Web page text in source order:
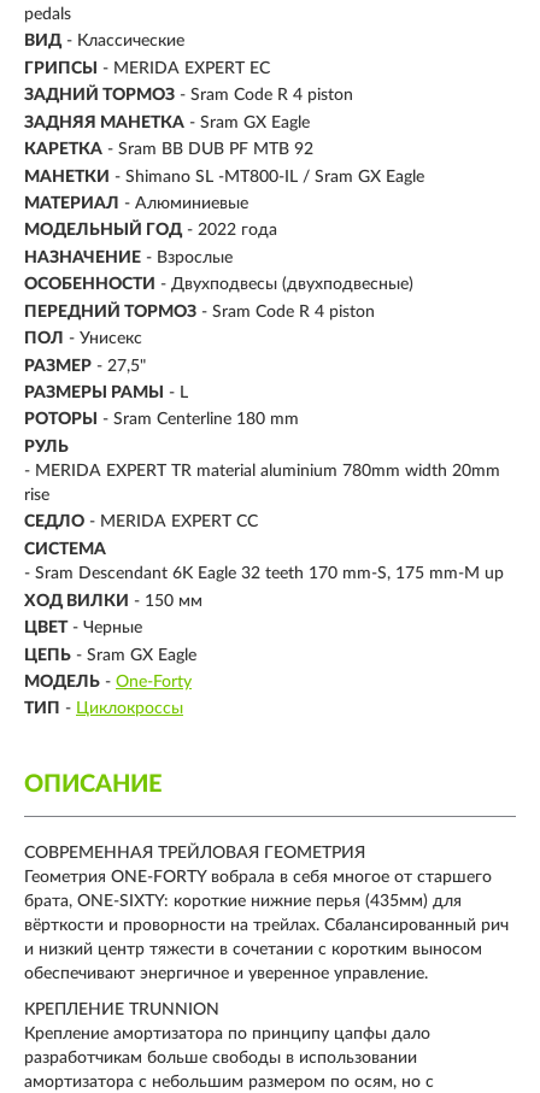
pedals
ВИД - Классические
ГРИПСЫ
- MERIDA EXPERT EC
ЗАДНИЙ ТОРМОЗ - Sram Code R 4 piston
ЗАДНЯЯ МАНЕТКА - Sram GX Eagle
КАРЕТКА - Sram BB DUB PF MTB 92
МАНЕТКИ - Shimano SL -MT800-IL / Sram GX Eagle
МАТЕРИАЛ - Алюминиевые
МОДЕЛЬНЫЙ ГОД - 2022 года
НАЗНАЧЕНИЕ - Взрослые
ОСОБЕННОСТИ - Двухподвесы (двухподвесные)
ПЕРЕДНИЙ ТОРМОЗ - Sram Code R 4 piston
ПОЛ - Унисекс
РАЗМЕР - 27,5"
РАЗМЕРЫ РАМЫ
- L
РОТОРЫ
- Sram Centerline 180 mm
РУЛЬ
- MERIDA EXPERT TR material aluminium 780mm width 20mm
rise
СЕДЛО - MERIDA EXPERT CC
СИСТЕМА
- Sram Descendant 6K Eagle 32 teeth 170 mm-S, 175 mm-M up
ХОД ВИЛКИ - 150 мм
ЦВЕТ - Черные
ЦЕПЬ - Sram GX Eagle
МОДЕЛЬ - One-Forty
ТИП - Циклокроссы
ОПИСАНИЕ
СОВРЕМЕННАЯ ТРЕЙЛОВАЯ ГЕОМЕТРИЯ
Геометрия ONE-FORTY вобрала в себя многое от старшего
брата, ONE-SIXTY: короткие нижние перья (435мм) для
вёрткости и проворности на трейлах. Сбалансированный рич
и низкий центр тяжести в сочетании с коротким выносом
обеспечивают энергичное и уверенное управление.
КРЕПЛЕНИЕ TRUNNION
Крепление амортизатора по принципу цапфы дало
разработчикам больше свободы в использовании
амортизатора с небольшим размером по осям, но с